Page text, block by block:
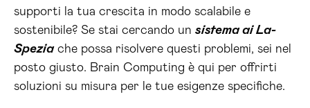
supporti la tua crescita in modo scalabile e
sostenibile? Se stai cercando un sistema ai La-
Speziache possa risolvere questi problemi, sei nel
posto giusto. Brain Computing è qui per offrirti
soluzioni su misura per le tue esigenze specifiche.